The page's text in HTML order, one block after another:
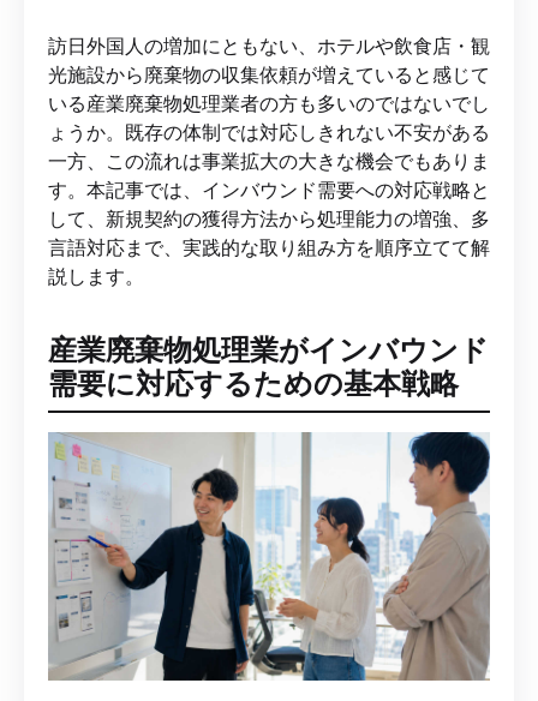
訪日外国人の増加にともない、ホテルや飲食店・観
光施設から廃棄物の収集依頼が増えていると感じて
いる産業廃棄物処理業者の方も多いのではないでし
ょうか。既存の体制では対応しきれない不安がある
一方、この流れは事業拡大の大きな機会でもありま
す。本記事では、インバウンド需要への対応戦略と
して、新規契約の獲得方法から処理能力の増強、多
言語対応まで、実践的な取り組み方を順序立てて解
説します。
産業廃棄物処理業がインバウンド
需要に対応するための基本戦略